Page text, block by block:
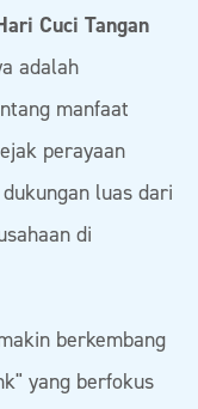
Cuci Tangan
adalah
manfaat
perayaan
luas dari
di
berkembang
yang berfokus